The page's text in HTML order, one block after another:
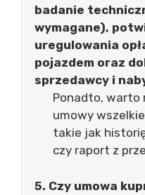
badanie
wymagane),
uregulowania
pojazdem oraz
sprzedawcy i
Ponadto, warto
umowy
takie jak
czy raport z
5. Czy umowa